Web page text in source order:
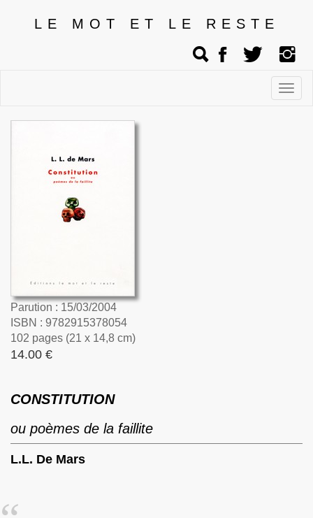
LE MOT ET LE RESTE
Parution : 15/03/2004
ISBN : 9782915378054
102 pages (21 x 14,8 cm)
14.00 €
CONSTITUTION
ou poèmes de la faillite
L.L. De Mars